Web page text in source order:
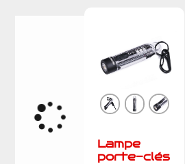
Lampe
porte-clés